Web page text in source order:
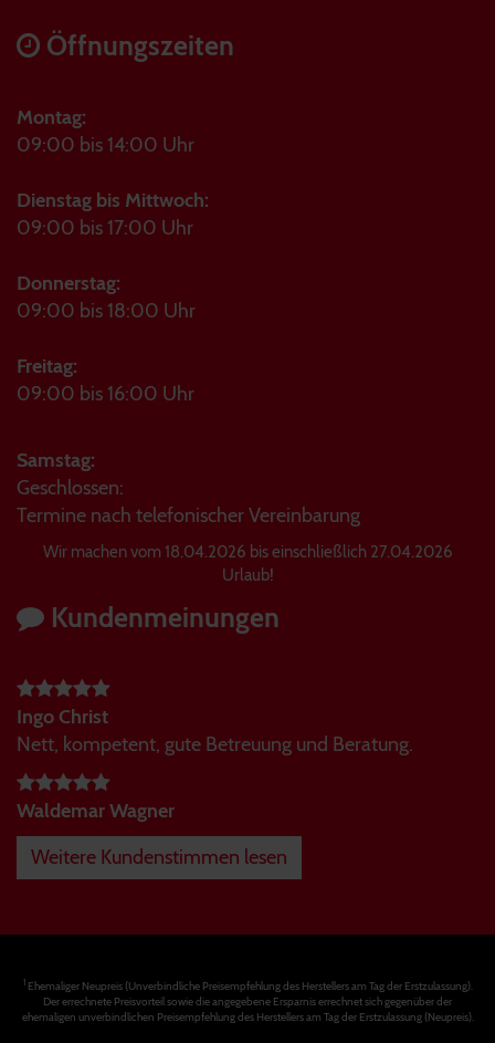
Öffnungszeiten
Montag:
09:00 bis 14:00 Uhr
Dienstag bis Mittwoch:
09:00 bis 17:00 Uhr
Donnerstag:
09:00 bis 18:00 Uhr
Freitag:
09:00 bis 16:00 Uhr
Samstag:
Geschlossen:
Termine nach telefonischer Vereinbarung
Wir machen vom 18.04.2026 bis einschließlich 27.04.2026
Urlaub!
Kundenmeinungen
Ingo Christ
Nett, kompetent, gute Betreuung und Beratung.
Waldemar Wagner
Weitere Kundenstimmen lesen
1Ehemaliger Neupreis (Unverbindliche Preisempfehlung des Herstellers am Tag der Erstzulassung).
Der errechnete Preisvorteil sowie die angegebene Ersparnis errechnet sich gegenüber der
ehemaligen unverbindlichen Preisempfehlung des Herstellers am Tag der Erstzulassung (Neupreis).